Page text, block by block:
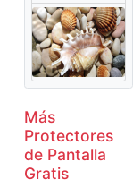
Más
Protectores
de Pantalla
Gratis